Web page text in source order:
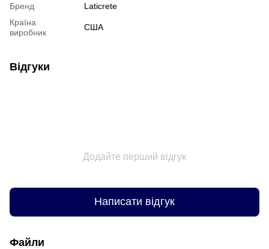
Бренд
Laticrete
Країна
виробник
США
Відгуки
Додайте перший відгук
Написати відгук
Файли